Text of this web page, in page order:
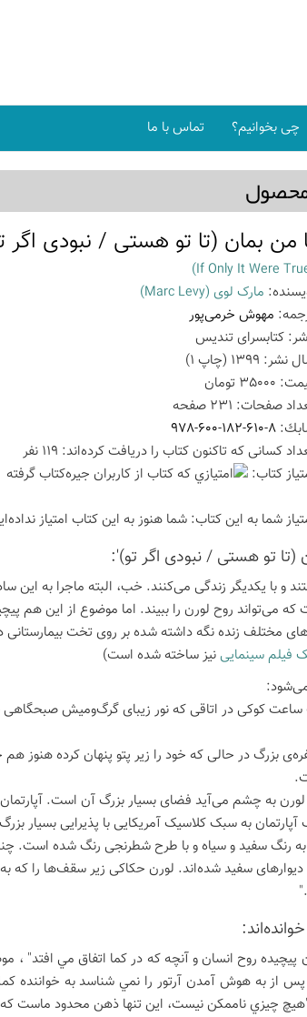
چی بخوانیم؟ تماس با ما
من بمان (تا تو هستی / نبودی اگر
مارک لوی (Marc Levy)
مهوش خرمی‌پور
کتابسرای تندیس
نشر: 1399 (چاپ 1
)
35000 تومان
صفحات: 231 صفحه
978-600-182-610-8
كسانی كه تاكنون كتاب را دریافت كرده‌اند: 119 نفر
كتاب:
شما به این كتاب: شما هنوز به این كتاب امتیاز
(تا تو هستی / نبودی اگر تو)':
و با یکدیگر زندگی می‌کنند. خب، البته ماجرا به
می‌تواند روح لورن را ببیند. اما موضوع از این هم
مختلف زنده نگه داشته شده بر روی تخت
فیلم سینمایینیز ساخته شده است)
می‌شود:
کوکی در اتاقی که نور زیبای گرگ‌ومیش صبحگاهی
بزرگ در حالی که خود را زیر پتو پنهان کرده
لورن به چشم می‌آید فضای بسیار بزرگ آن است.
به سبک کلاسیک آمریکایی با پذیرایی بسیار
رنگ سفید و سیاه و با طرح شطرنجی رنگ شده است. چند
سفید شده‌اند. لورن حکاکی زیر سقف‌ها را که
پيچيده روح انسان و آنچه كه در كما اتفاق مي افتد"
از به هوش آمدن آرتور را نمي شناسد به خواننده
چيزي ناممكن نيست، اين تنها ذهن محدود ماست كه